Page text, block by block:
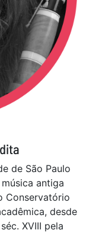
de São Paulo
antiga
Conservatório
desde
XVIII pela